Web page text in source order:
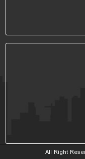
All Right